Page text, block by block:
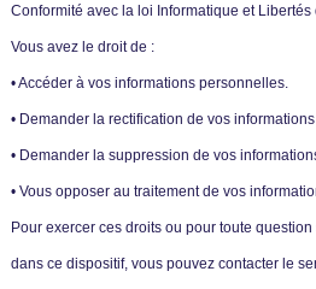
Conformité avec la loi Informatique et
Vous avez le droit de :
• Accéder à vos informations personnelles.
• Demander la rectification de vos
• Demander la suppression de vos
• Vous opposer au traitement de vos
Pour exercer ces droits ou pour toute
dans ce dispositif, vous pouvez contacter le